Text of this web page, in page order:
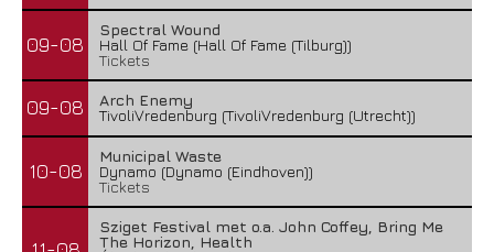
09-08
Spectral Wound
Hall Of Fame (Hall Of Fame (Tilburg))
Tickets
09-08
Arch Enemy
TivoliVredenburg (TivoliVredenburg (Utrecht))
10-08
Municipal Waste
Dynamo (Dynamo (Eindhoven))
Tickets
Sziget Festival met o.a. John Coffey, Bring Me
The Horizon, Health